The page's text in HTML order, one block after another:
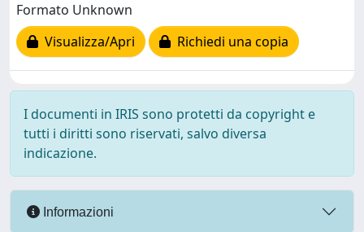
Formato Unknown
Visualizza/Apri
Richiedi una copia
I documenti in IRIS sono protetti da copyright e
tutti i diritti sono riservati, salvo diversa
indicazione.
Informazioni